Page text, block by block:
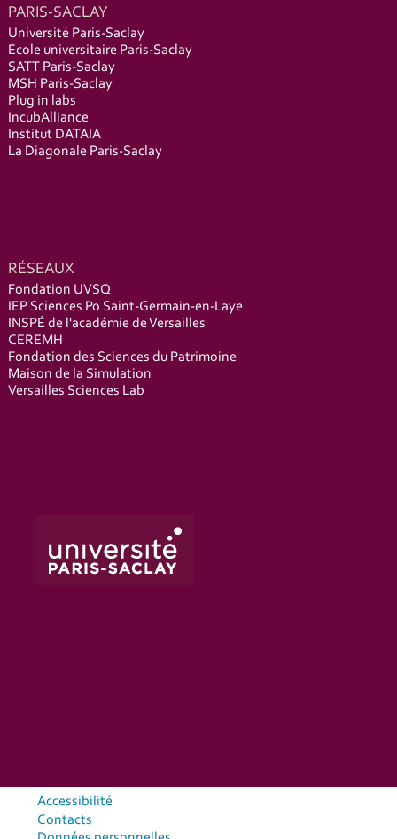
PARIS-SACLAY
Université Paris-Saclay
École universitaire Paris-Saclay
SATT Paris-Saclay
MSH Paris-Saclay
Plug in labs
IncubAlliance
Institut DATAIA
La Diagonale Paris-Saclay
RÉSEAUX
Fondation UVSQ
IEP Sciences Po Saint-Germain-en-Laye
INSPÉ de l'académie de Versailles
CEREMH
Fondation des Sciences du Patrimoine
Maison de la Simulation
Versailles Sciences Lab
Accessibilité
Contacts